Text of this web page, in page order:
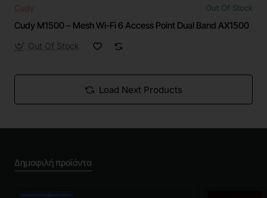
Cudy Out Of Stock
Cudy M1500 – Mesh Wi-Fi 6 Access Point Dual Band AX1500
Out Of Stock
Load Next Products
Δημοφιλή προϊόντα